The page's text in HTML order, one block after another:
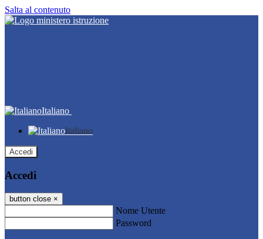
Salta al contenuto
Italiano
Italiano
Accedi
Accedi
button close ×
Nome Utente
Password